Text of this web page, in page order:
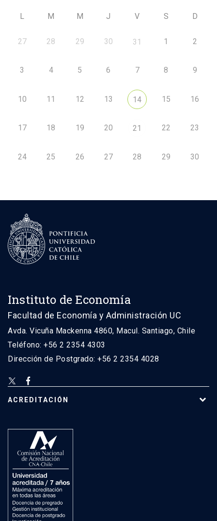
L M M J V S D
27 28 29 30 31 1 2
3 4 5 6 7 8 9
10 11 12 13 14 15 16
17 18 19 20 21 22 23
24 25 26 27 28 29 30
Instituto de Economía
Facultad de Economía y Administración UC
Avda. Vicuña Mackenna 4860, Macul. Santiago, Chile
Teléfono: +56 2 2354 4303
Dirección de Postgrado: +56 2 2354 4028
ACREDITACIÓN